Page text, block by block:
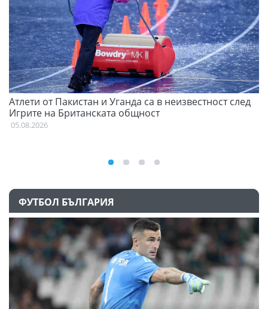
Атлети от Пакистан и Уганда са в неизвестност след
Игрите на Британската общност
05.08.2026
ФУТБОЛ БЪЛГАРИЯ